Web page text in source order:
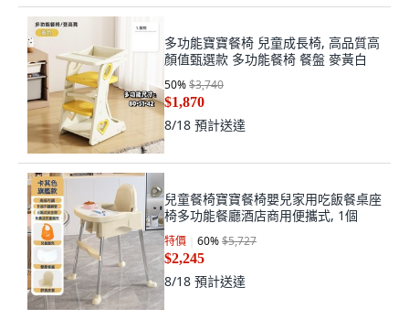
多功能寶寶餐椅 兒童成長椅, 高品質高
顏值甄選款 多功能餐椅 餐盤 麥黃白
50%$3,740
$1,870
8/18 預計送達
兒童餐椅寶寶餐椅嬰兒家用吃飯餐桌座
椅多功能餐廳酒店商用便攜式, 1個
特價 60%$5,727
$2,245
8/18 預計送達